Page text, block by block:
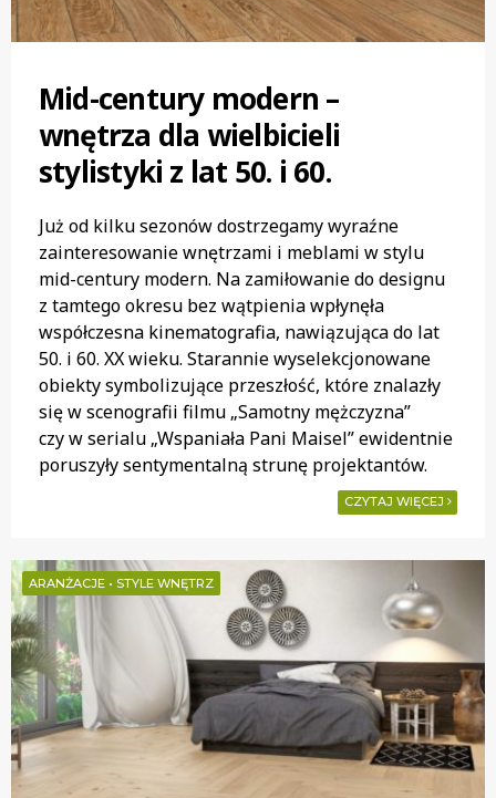
Mid-century modern –
wnętrza dla wielbicieli
stylistyki z lat 50. i 60.
Już od kilku sezonów dostrzegamy wyraźne
zainteresowanie wnętrzami i meblami w stylu
mid-century modern. Na zamiłowanie do designu
z tamtego okresu bez wątpienia wpłynęła
współczesna kinematografia, nawiązująca do lat
50. i 60. XX wieku. Starannie wyselekcjonowane
obiekty symbolizujące przeszłość, które znalazły
się w scenografii filmu „Samotny mężczyzna”
czy w serialu „Wspaniała Pani Maisel” ewidentnie
poruszyły sentymentalną strunę projektantów.
CZYTAJ WIĘCEJ
ARANŻACJE • STYLE WNĘTRZ